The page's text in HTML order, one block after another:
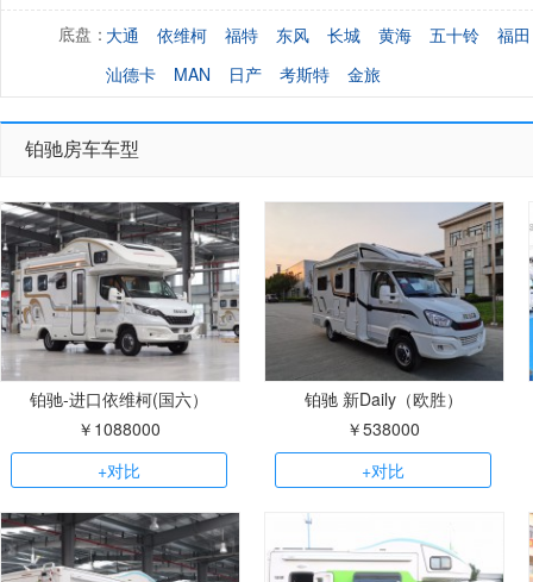
底盘：大通 依维柯 福特 东风 长城 黄海 五十铃
福田
汕德卡
MAN 日产 考斯特 金旅
铂驰房车车型
铂驰-进口依维柯(国六）
￥1088000
+对比
铂驰 新Daily（欧胜）
￥538000
+对比